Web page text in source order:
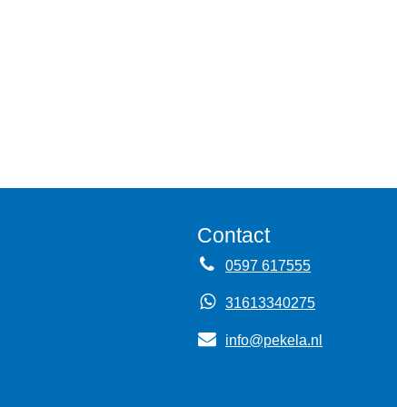
Contact
0597 617555
31613340275
info@pekela.nl